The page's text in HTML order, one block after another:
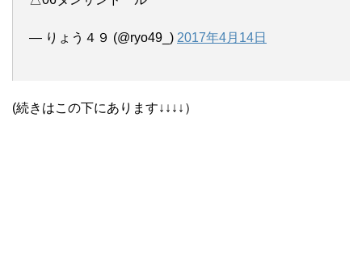
— りょう４９ (@ryo49_) 2017年4月14日
(続きはこの下にあります↓↓↓↓）